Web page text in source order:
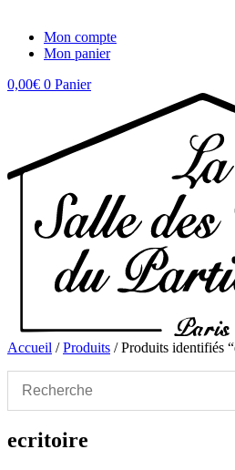
Mon compte
Mon panier
0,00€ 0 Panier
Accueil /Produits / Produits identifiés
ecritoire